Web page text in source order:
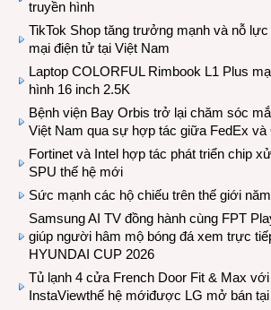
truyền hình
TikTok Shop tăng trưởng mạnh và nỗ
mại điện tử tại Việt Nam
Laptop COLORFUL Rimbook L1 Plus
hình 16 inch 2.5K
Bệnh viện Bay Orbis trở lại chăm sóc
Việt Nam qua sự hợp tác giữa FedEx và
Fortinet và Intel hợp tác phát triển chip
SPU thế hệ mới
Sức mạnh các hộ chiếu trên thế giới
Samsung AI TV đồng hành cùng FPT
giúp người hâm mộ bóng đá xem trực
HYUNDAI CUP 2026
Tủ lạnh 4 cửa French Door Fit & Max
InstaViewthế hệ mớiđược LG mở bán